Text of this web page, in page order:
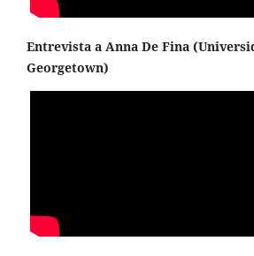
Entrevista a Anna De Fina (
Georgetown)